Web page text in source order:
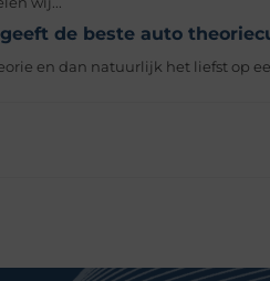
geeft de beste auto
en dan natuurlijk het liefst op